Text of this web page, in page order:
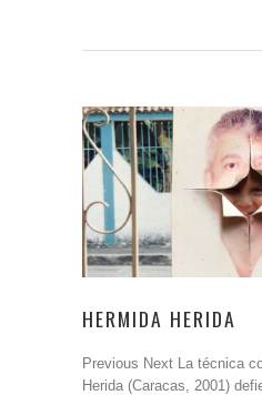
HERMIDA HERIDA
Previous Next La técnica
Herida (Caracas, 2001)